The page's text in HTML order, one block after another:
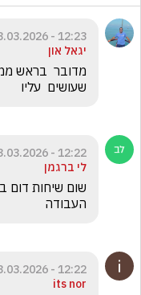
12:23 - 23.03.2026
יגאל און
שעושים  עליו
12:22 - 23.03.2026
לי ברגמן
העבודה
12:22 - 23.03.2026
its nor